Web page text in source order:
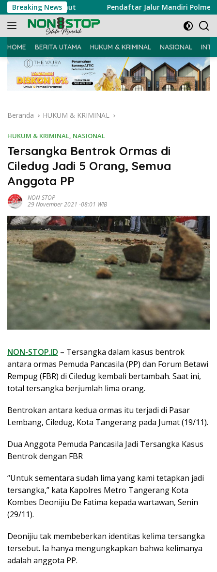
Langsung
ke
konten
Breaking News
Sumut Pendaftar Jalur Mandiri Polmed Naik 15
HOME BERITA UTAMA HUKUM & KRIMINAL NASIONAL
Beranda HUKUM & KRIMINAL
HUKUM & KRIMINAL, NASIONAL
Tersangka Bentrok Ormas di
Ciledug Jadi 5 Orang, Semua
Anggota PP
NON-STOP
29 November 2021 -08:01 WIB
NON-STOP.ID – Tersangka dalam kasus bentrok
antara ormas Pemuda Pancasila (PP) dan Forum Betawi
Rempug (FBR) di Ciledug kembali bertambah. Saat ini,
total tersangka berjumlah lima orang.
Bentrokan antara kedua ormas itu terjadi di Pasar
Lembang, Ciledug, Kota Tangerang pada Jumat (19/11).
Dua Anggota Pemuda Pancasila Jadi Tersangka Kasus
Bentrok dengan FBR
“Untuk sementara sudah lima yang kami tetapkan jadi
tersangka,” kata Kapolres Metro Tangerang Kota
Kombes Deonijiu De Fatima kepada wartawan, Senin
(29/11).
Deonijiu tak membeberkan identitas kelima tersangka
tersebut. Ia hanya mengungkapkan bahwa kelimanya
adalah anggota PP.